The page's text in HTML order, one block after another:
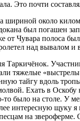
Это почти
около
был погашен
от Чувара полоса
над вывалом и
Таркичёнок.
тяжелые
тайгу вдоль
Ехать в
было на столе. У
интересную щуку
на